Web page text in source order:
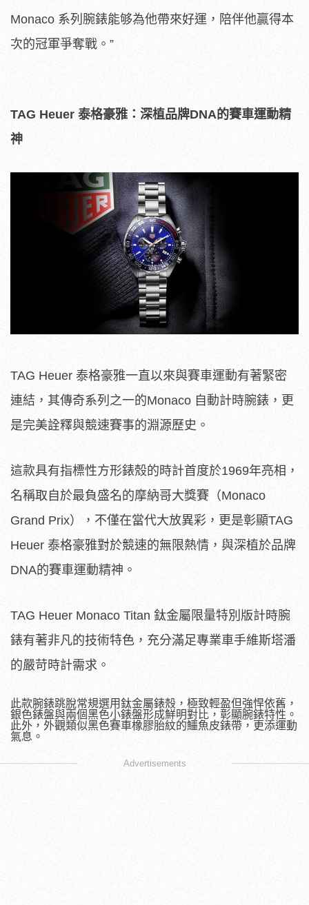
Monaco 系列腕錶能够為他帶來好運，陪伴他贏得本
次的冠軍爭奪戰。 ”
TAG Heuer 泰格豪雅： 深植品牌DNA的賽車運動精
神
TAG Heuer 泰格豪雅一直以來與賽車運動有著緊密
連結，其傳奇系列之一的Monaco 自動計時腕錶，更
是完美詮釋與競速賽事的淵源歷史。
這款具有指標性方形錶殼的時計首度於1969年亮相，
名稱取自於最負盛名的摩納哥大獎賽（Monaco
Grand Prix），不僅在當代大放異彩，更是彰顯TAG
Heuer 泰格豪雅對於競速的無限熱情，與深植於品牌
DNA的賽車運動精神。
TAG Heuer Monaco Titan 鈦金屬限量特別版計時腕
錶有著非凡的技術特色，充分滿足專業車手維斯塔潘
的嚴苛時計需求。
此款腕錶跳脫常規選用鈦金屬錶殼，極致輕盈但強悍依舊，
銀色錶盤與兩個黑色小錶盤形成鮮明對比，彰顯腕錶特性。
此外，外觀類似黑色賽車橡膠胎紋的鱷魚皮錶帶，更添運動
氣息。
Advertisements